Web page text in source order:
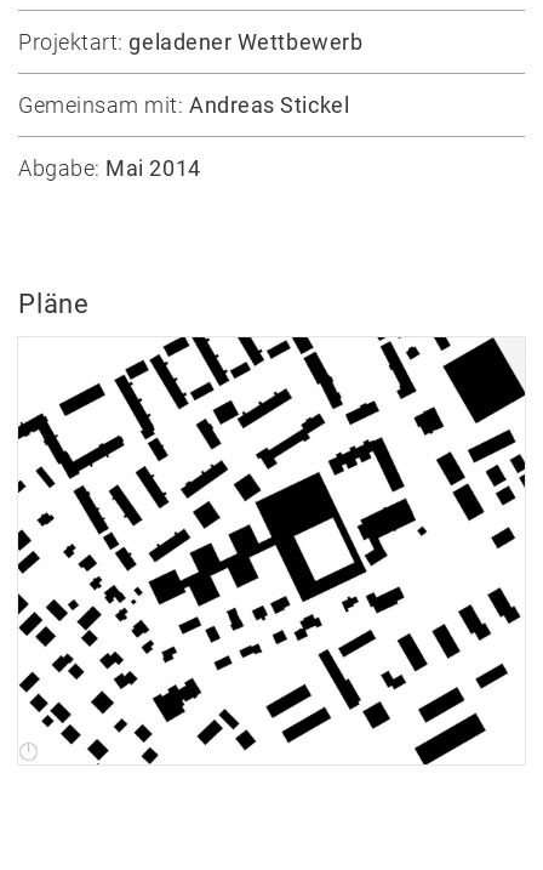
Massivbau
Wettbewerbe
Umbau
Alle
Juri
Troy
Team
Vorträge
Ausstellungen
Publikationen
Auszeichnungen
Modelle
Skizzenbücher
Hammerkollektion
Jobs
Kontakt
Projektart: geladener Wettbewerb
Gemeinsam mit: Andreas Stickel
Abgabe: Mai 2014
Pläne